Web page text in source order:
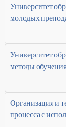
Университет
молодых
Университет
методы
Организация и
процесса с